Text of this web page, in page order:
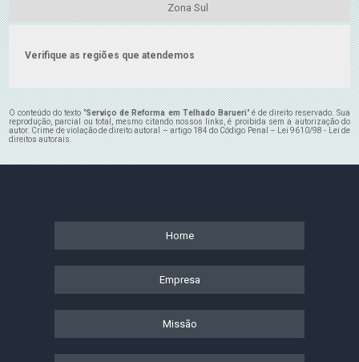
Zona Sul
Verifique as regiões que atendemos
O conteúdo do texto "Serviço de Reforma em Telhado Barueri" é de direito reservado. Sua
reprodução, parcial ou total, mesmo citando nossos links, é proibida sem a autorização do
autor. Crime de violação de direito autoral – artigo 184 do Código Penal –Lei 9610/98 - Lei de
direitos autorais.
Home
Empresa
Missão